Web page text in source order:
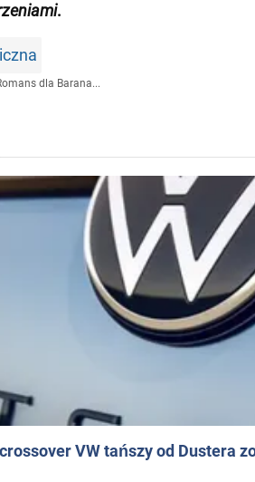
.
dla Barana...
VW tańszy od Dustera